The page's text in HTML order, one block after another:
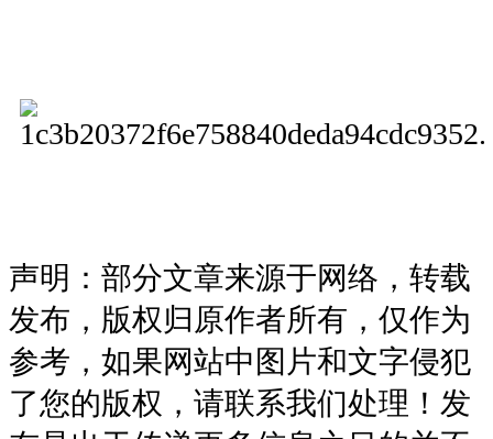
声明：部分文章来源于网络，转载
发布，版权归原作者所有，仅作为
参考，如果网站中图片和文字侵犯
了您的版权，请联系我们处理！发